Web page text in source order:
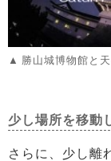
勝山城博物館と
少し場所を移動
さらに、少し離